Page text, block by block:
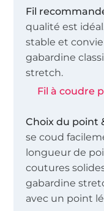
Fil
qualité est
stable et
gabardine
stretch.
Fil à coudre
Choix du point
se coud
longueur de
coutures
gabardine
avec un point